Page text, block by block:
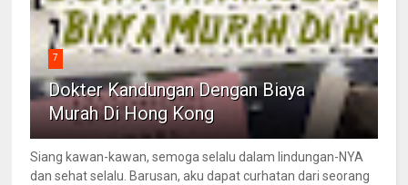
7
Dokter Kandungan Dengan Biaya
Murah Di Hong Kong
Siang kawan-kawan, semoga selalu dalam lindungan-NYA
dan sehat selalu. Barusan, aku dapat curhatan dari seorang